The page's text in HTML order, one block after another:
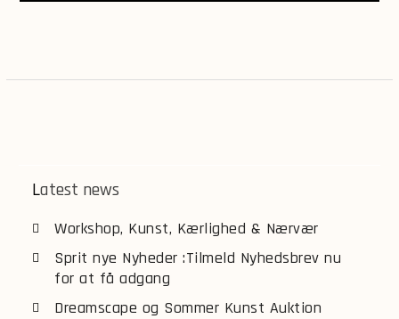
Latest news
Workshop, Kunst, Kærlighed & Nærvær
Sprit nye Nyheder :Tilmeld Nyhedsbrev nu
for at få adgang
Dreamscape og Sommer Kunst Auktion